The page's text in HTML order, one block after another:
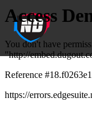
Saltar
al
contenido